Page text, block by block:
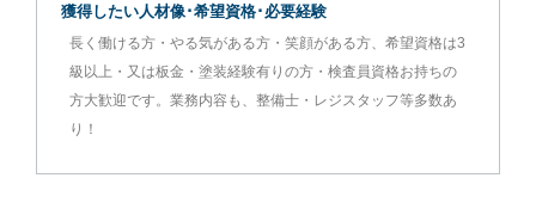
獲得したい人材像･希望資格･必要経験
長く働ける方・やる気がある方・笑顔がある方、希望資格は3
級以上・又は板金・塗装経験有りの方・検査員資格お持ちの
方大歓迎です。業務内容も、整備士・レジスタッフ等多数あ
り！